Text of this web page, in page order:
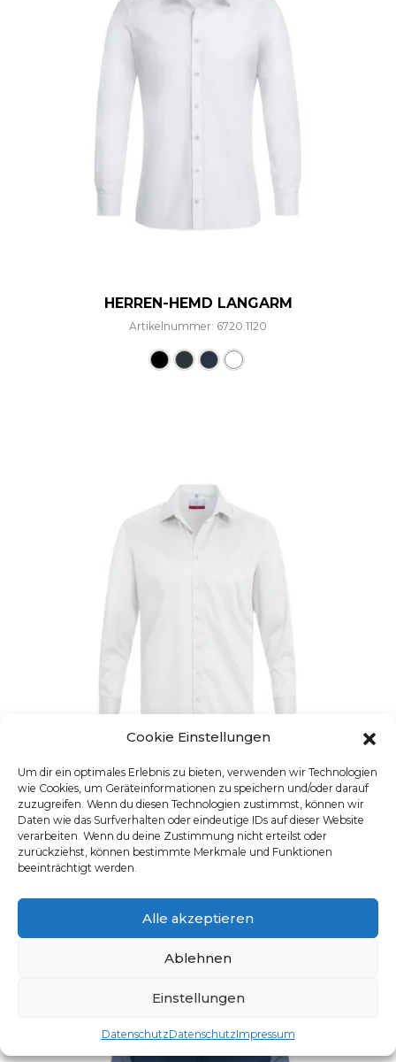
Cookie Einstellungen
Um dir ein optimales Erlebnis zu bieten, verwenden wir Technologien
wie Cookies, um Geräteinformationen zu speichern und/oder darauf
zuzugreifen. Wenn du diesen Technologien zustimmst, können wir
Daten wie das Surfverhalten oder eindeutige IDs auf dieser Website
verarbeiten. Wenn du deine Zustimmung nicht erteilst oder
zurückziehst, können bestimmte Merkmale und Funktionen
beeinträchtigt werden.
Alle akzeptieren
Ablehnen
Einstellungen
DatenschutzDatenschutzImpressum
HERREN-HEMD LANGARM
Artikelnummer: 6720.1120
HERREN-HEMD LANGARM
Artikelnummer: 6762.1200
Dieses Produkt weist